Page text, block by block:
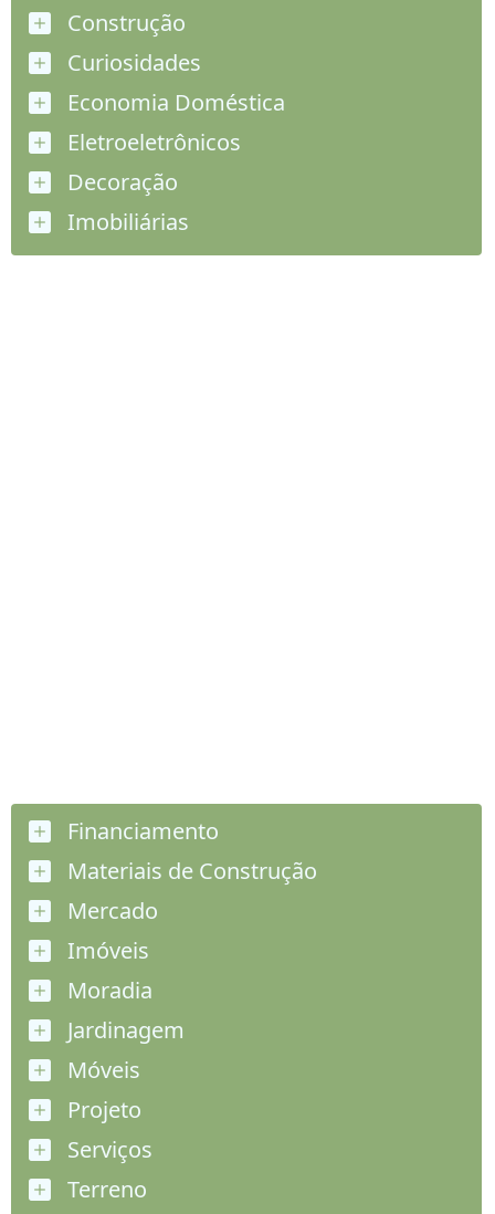
Construção
Curiosidades
Economia Doméstica
Eletroeletrônicos
Decoração
Imobiliárias
Financiamento
Materiais de Construção
Mercado
Imóveis
Moradia
Jardinagem
Móveis
Projeto
Serviços
Terreno